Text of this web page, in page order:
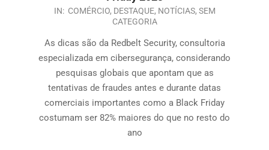
IN: COMÉRCIO, DESTAQUE, NOTÍCIAS, SEM
CATEGORIA
As dicas são da Redbelt Security, consultoria
especializada em cibersegurança, considerando
pesquisas globais que apontam que as
tentativas de fraudes antes e durante datas
comerciais importantes como a Black Friday
costumam ser 82% maiores do que no resto do
ano